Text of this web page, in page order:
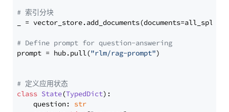
# 索引分块
_ = vector_store.add_documents(documents=all_splits)
# Define prompt for question-answering
prompt = hub.pull("rlm/rag-prompt")
# 定义应用状态
class State(TypedDict):
    question:
str